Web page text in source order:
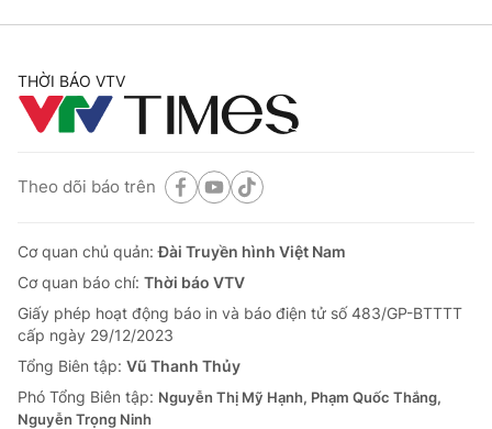
THỜI BÁO VTV
Theo dõi báo trên
Cơ quan chủ quản:Đài Truyền hình Việt Nam
Cơ quan báo chí: Thời báo VTV
Giấy phép hoạt động báo in và báo điện tử số 483/GP-BTTTT
cấp ngày 29/12/2023
Tổng Biên tập: Vũ Thanh Thủy
Phó Tổng Biên tập: Nguyễn Thị Mỹ Hạnh, Phạm Quốc Thắng,
Nguyễn Trọng Ninh